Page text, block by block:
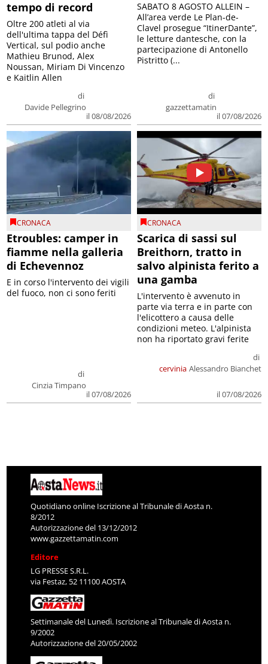
tempo di record
di
Davide Pellegrino
il 08/08/2026
Oltre 200 atleti al via
dell'ultima tappa del Défì
Vertical, sul podio anche
Mathieu Brunod, Alex
Noussan, Miriam Di Vincenzo
e Kaitlin Allen
di
gazzettamatin
il 07/08/2026
SABATO 8 AGOSTO ALLEIN –
All’area verde Le Plan-de-
Clavel prosegue “ItinerDante”,
le letture dantesche, con la
partecipazione di Antonello
Pistritto (...
CRONACA
Etroubles: camper in
fiamme nella galleria
di Echevennoz
di
Cinzia Timpano
il 07/08/2026
E in corso l'intervento dei vigili
del fuoco, non ci sono feriti
CRONACA
Scarica di sassi sul
Breithorn, tratto in
salvo alpinista ferito a
una gamba
cervinia
di
Alessandro Bianchet
il 07/08/2026
L'intervento è avvenuto in
parte via terra e in parte con
l'elicottero a causa delle
condizioni meteo. L'alpinista
non ha riportato gravi ferite
Quotidiano online Iscrizione al Tribunale di Aosta n.
8/2012
Autorizzazione del 13/12/2012
www.gazzettamatin.com
Editore
LG PRESSE S.R.L.
via Festaz, 52 11100 AOSTA
Settimanale del Lunedì. Iscrizione al Tribunale di Aosta n.
9/2002
Autorizzazione del 20/05/2002